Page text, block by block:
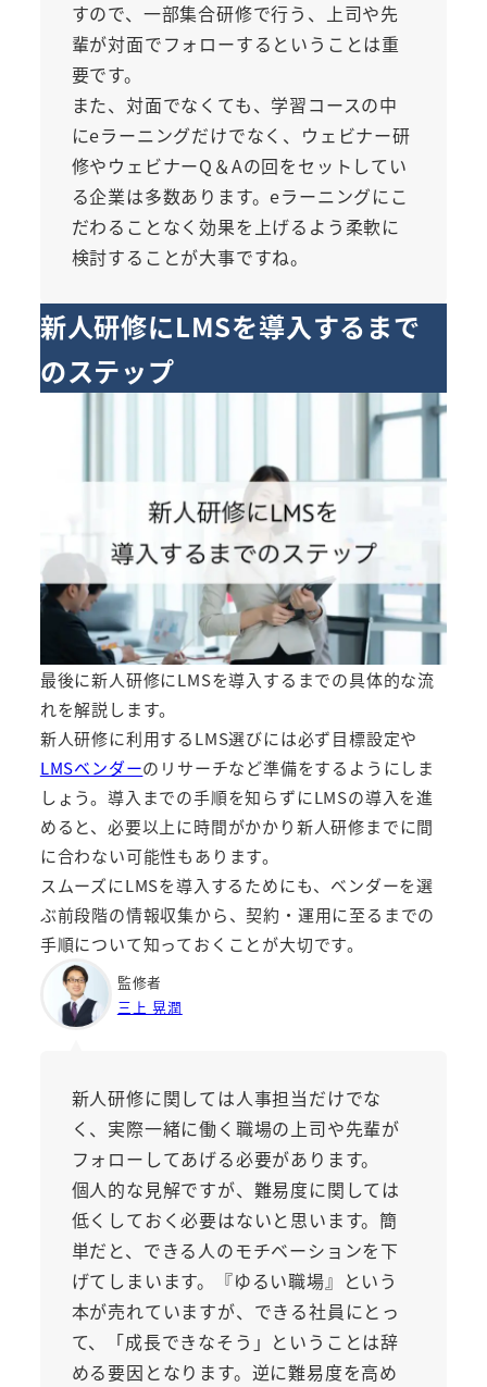
すので、一部集合研修で行う、上司や先
輩が対面でフォローするということは重
要です。
また、対面でなくても、学習コースの中
にeラーニングだけでなく、ウェビナー研
修やウェビナーQ＆Aの回をセットしてい
る企業は多数あります。eラーニングにこ
だわることなく効果を上げるよう柔軟に
検討することが大事ですね。
新人研修にLMSを導入するまで
のステップ
最後に新人研修にLMSを導入するまでの具体的な流
れを解説します。
新人研修に利用するLMS選びには必ず目標設定や
LMSベンダーのリサーチなど準備をするようにしま
しょう。導入までの手順を知らずにLMSの導入を進
めると、必要以上に時間がかかり新人研修までに間
に合わない可能性もあります。
スムーズにLMSを導入するためにも、ベンダーを選
ぶ前段階の情報収集から、契約・運用に至るまでの
手順について知っておくことが大切です。
監修者
三上 晃潤
新人研修に関しては人事担当だけでな
く、実際一緒に働く職場の上司や先輩が
フォローしてあげる必要があります。
個人的な見解ですが、難易度に関しては
低くしておく必要はないと思います。簡
単だと、できる人のモチベーションを下
げてしまいます。『ゆるい職場』という
本が売れていますが、できる社員にとっ
て、「成長できなそう」ということは辞
める要因となります。逆に難易度を高め